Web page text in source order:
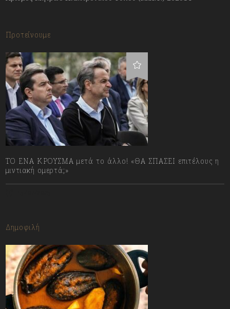
Προτείνουμε
ΤΟ ΕΝΑ ΚΡΟΥΣΜΑ μετά το άλλο! «ΘΑ ΣΠΑΣΕΙ επιτέλους η
μιντιακή ομερτά;»
Δημοφιλή